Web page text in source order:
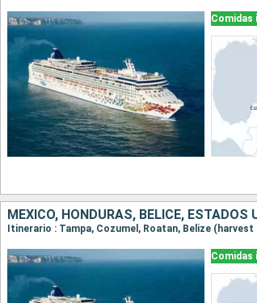
Comidas
MÉXICO, HONDURAS, BELICE, ESTADOS
Itinerario : Tampa, Cozumel, Roatan, Belize (harvest
Comidas